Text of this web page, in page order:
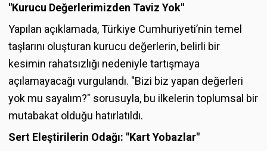
"Kurucu Değerlerimizden Taviz Yok"
Yapılan açıklamada, Türkiye Cumhuriyeti’nin temel
taşlarını oluşturan kurucu değerlerin, belirli bir
kesimin rahatsızlığı nedeniyle tartışmaya
açılamayacağı vurgulandı. "Bizi biz yapan değerleri
yok mu sayalım?" sorusuyla, bu ilkelerin toplumsal bir
mutabakat olduğu hatırlatıldı.
Sert Eleştirilerin Odağı: "Kart Yobazlar"